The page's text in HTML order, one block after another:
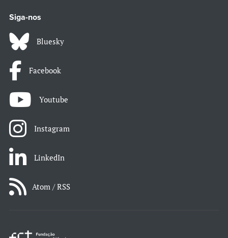
Siga-nos
Bluesky
Facebook
Youtube
Instagram
LinkedIn
Atom / RSS